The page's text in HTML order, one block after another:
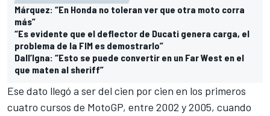
Márquez: “En Honda no toleran ver que otra moto corra
más”
“Es evidente que el deflector de Ducati genera carga, el
problema de la FIM es demostrarlo”
Dall’Igna: “Esto se puede convertir en un Far West en el
que maten al sheriff”
Ese dato llegó a ser del cien por cien en los primeros
cuatro cursos de MotoGP, entre 2002 y 2005, cuando